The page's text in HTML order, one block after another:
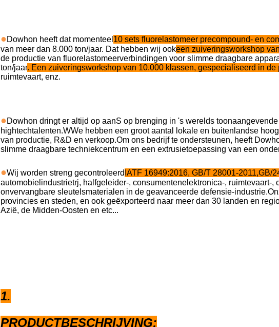
●Dowhon heeft dat momenteel 10 sets fluorelastomeer precompound- en
van meer dan 8.000 ton/jaar. Dat hebben wij ookeen zuiveringsworkshop
de productie van fluorelastomeerverbindingen voor slimme draagbare
ton/jaar. Een zuiveringsworkshop van 10.000 klassen, gespecialiseerd in
ruimtevaart, enz.
●Dowhon dringt er altijd op aanS op brenging in 's werelds
hightechtalenten.WWe hebben een groot aantal lokale en buitenlandse
van productie, R&D en verkoop.Om ons bedrijf te ondersteunen, heeft
slimme draagbare techniekcentrum en een extrusietoepassing van een
●Wij worden streng gecontroleerd IATF 16949:2016, GB/T 28001-2011,GB/
automobielindustrietrj, halfgeleider-, consumentenelektronica-, ruimtevaart-,
onvervangbare sleutelsmaterialen in de geavanceerde defensie-industrie.
provincies en steden, en ook geëxporteerd naar meer dan 30 landen en
Azië, de Midden-Oosten en etc...
1.
PRODUCTBESCHRIJVING: